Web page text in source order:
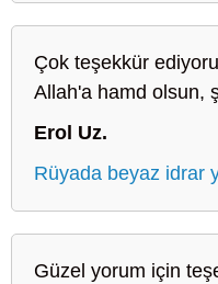
Çok teşekkür
Allah'a hamd olsun,
Erol Uz.
Rüyada beyaz idrar
Güzel yorum için